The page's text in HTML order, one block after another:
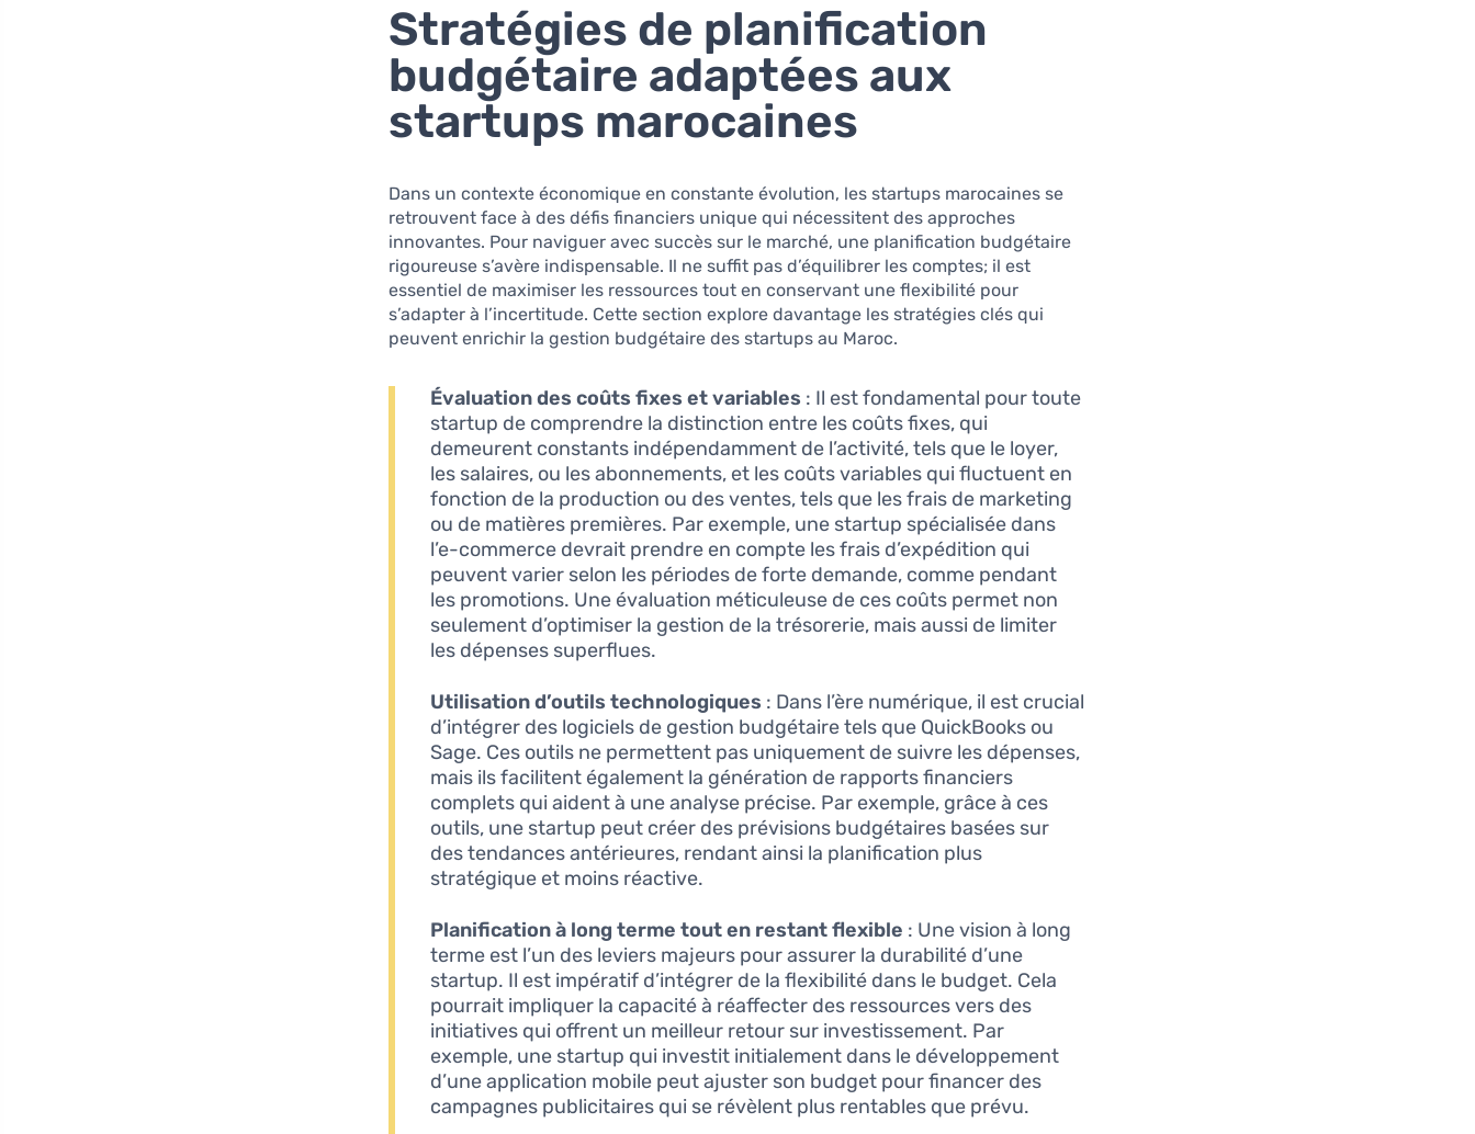
Stratégies de planification
budgétaire adaptées aux
startups marocaines
Dans un contexte économique en constante évolution, les startups marocaines se
retrouvent face à des défis financiers unique qui nécessitent des approches
innovantes. Pour naviguer avec succès sur le marché, une planification budgétaire
rigoureuse s’avère indispensable. Il ne suffit pas d’équilibrer les comptes; il est
essentiel de maximiser les ressources tout en conservant une flexibilité pour
s’adapter à l’incertitude. Cette section explore davantage les stratégies clés qui
peuvent enrichir la gestion budgétaire des startups au Maroc.
Évaluation des coûts fixes et variables : Il est fondamental pour toute
startup de comprendre la distinction entre les coûts fixes, qui
demeurent constants indépendamment de l’activité, tels que le loyer,
les salaires, ou les abonnements, et les coûts variables qui fluctuent en
fonction de la production ou des ventes, tels que les frais de marketing
ou de matières premières. Par exemple, une startup spécialisée dans
l’e-commerce devrait prendre en compte les frais d’expédition qui
peuvent varier selon les périodes de forte demande, comme pendant
les promotions. Une évaluation méticuleuse de ces coûts permet non
seulement d’optimiser la gestion de la trésorerie, mais aussi de limiter
les dépenses superflues.
Utilisation d’outils technologiques : Dans l’ère numérique, il est crucial
d’intégrer des logiciels de gestion budgétaire tels que QuickBooks ou
Sage. Ces outils ne permettent pas uniquement de suivre les dépenses,
mais ils facilitent également la génération de rapports financiers
complets qui aident à une analyse précise. Par exemple, grâce à ces
outils, une startup peut créer des prévisions budgétaires basées sur
des tendances antérieures, rendant ainsi la planification plus
stratégique et moins réactive.
Planification à long terme tout en restant flexible : Une vision à long
terme est l’un des leviers majeurs pour assurer la durabilité d’une
startup. Il est impératif d’intégrer de la flexibilité dans le budget. Cela
pourrait impliquer la capacité à réaffecter des ressources vers des
initiatives qui offrent un meilleur retour sur investissement. Par
exemple, une startup qui investit initialement dans le développement
d’une application mobile peut ajuster son budget pour financer des
campagnes publicitaires qui se révèlent plus rentables que prévu.